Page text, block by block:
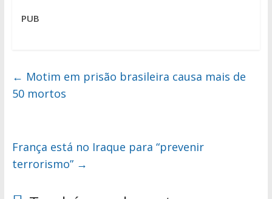
PUB
← Motim em prisão brasileira causa mais de
50 mortos
França está no Iraque para “prevenir
terrorismo” →